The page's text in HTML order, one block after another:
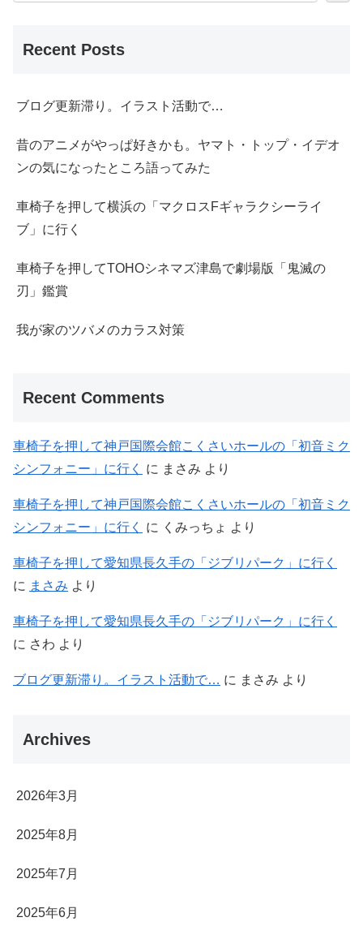
Recent Posts
ブログ更新滞り。イラスト活動で…
昔のアニメがやっぱ好きかも。ヤマト・トップ・イデオ
ンの気になったところ語ってみた
車椅子を押して横浜の「マクロスFギャラクシーライ
ブ」に行く
車椅子を押してTOHOシネマズ津島で劇場版「鬼滅の
刃」鑑賞
我が家のツバメのカラス対策
Recent Comments
車椅子を押して神戸国際会館こくさいホールの「初音ミク
シンフォニー」に行く
に まさみ より
車椅子を押して神戸国際会館こくさいホールの「初音ミク
シンフォニー」に行く
に くみっちょ より
車椅子を押して愛知県長久手の「ジブリパーク」に行く
に まさみ より
車椅子を押して愛知県長久手の「ジブリパーク」に行く
に さわ より
ブログ更新滞り。イラスト活動で… に まさみ より
Archives
2026年3月
2025年8月
2025年7月
2025年6月